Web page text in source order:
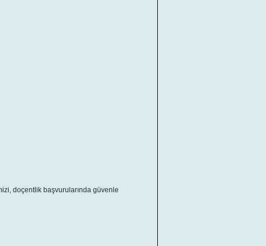
doçentlik başvurularında güvenle